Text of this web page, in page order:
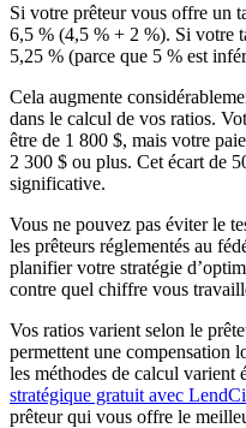
Si votre prêteur vous offre un
6,5 % (4,5 % + 2 %). Si votre
5,25 % (parce que 5 % est
Cela augmente
dans le calcul de vos ratios.
être de 1 800 $, mais votre
2 300 $ ou plus. Cet écart de
significative.
Vous ne pouvez pas éviter le
les prêteurs réglementés au
planifier votre stratégie
contre quel chiffre vous
Vos ratios varient selon le
permettent une compensation
les méthodes de calcul varient
stratégique gratuit avec
prêteur qui vous offre le